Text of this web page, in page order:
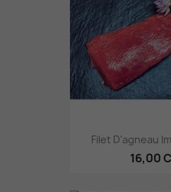
Filet D'agneau
16,00